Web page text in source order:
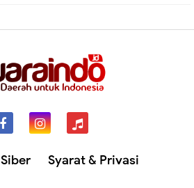
Siber Syarat & Privasi